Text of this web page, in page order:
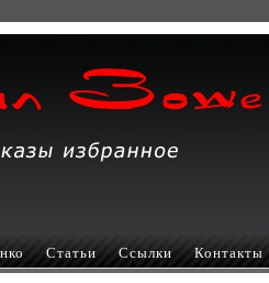
Статьи Ссылки Контакты